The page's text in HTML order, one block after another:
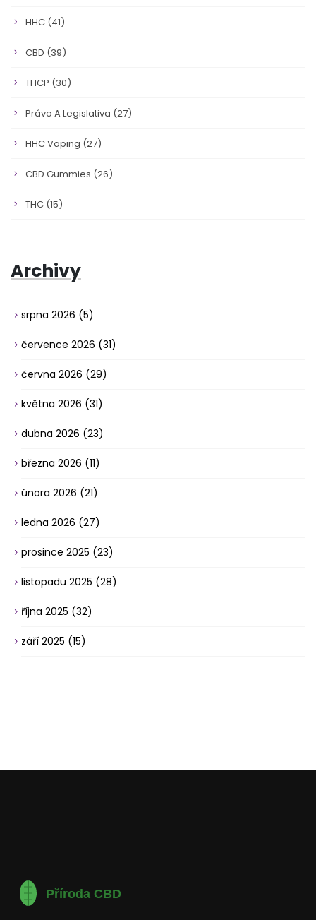
HHC (41)
CBD (39)
THCP (30)
Právo A Legislativa (27)
HHC Vaping (27)
CBD Gummies (26)
THC (15)
Archivy
srpna 2026 (5)
července 2026 (31)
června 2026 (29)
května 2026 (31)
dubna 2026 (23)
března 2026 (11)
února 2026 (21)
ledna 2026 (27)
prosince 2025 (23)
listopadu 2025 (28)
října 2025 (32)
září 2025 (15)